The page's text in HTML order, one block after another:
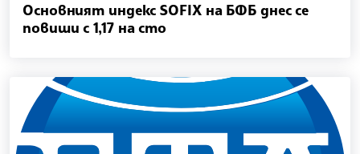
Основният индекс SOFIX на БФБ днес се
повиши с 1,17 на сто